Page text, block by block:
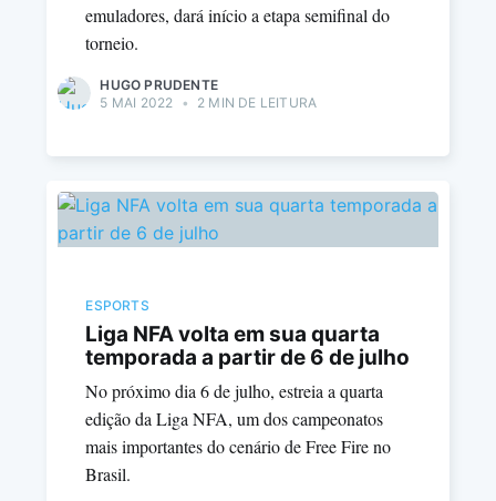
emuladores, dará início a etapa semifinal do
torneio.
HUGO PRUDENTE
5 MAI 2022
• 2 MIN DE LEITURA
ESPORTS
Liga NFA volta em sua quarta
temporada a partir de 6 de julho
No próximo dia 6 de julho, estreia a quarta
edição da Liga NFA, um dos campeonatos
mais importantes do cenário de Free Fire no
Brasil.